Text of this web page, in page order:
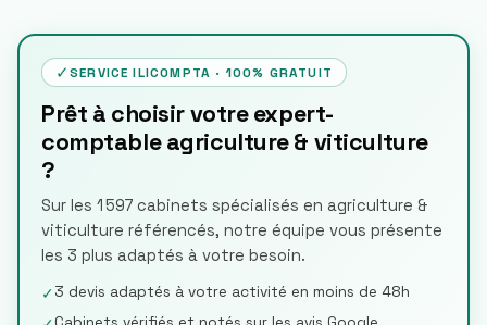
✓ SERVICE ILICOMPTA · 100% GRATUIT
Prêt à choisir votre expert-
comptable agriculture & viticulture
?
Sur les 1 597 cabinets spécialisés en agriculture &
viticulture référencés, notre équipe vous présente
les 3 plus adaptés à votre besoin.
✓3 devis adaptés à votre activité en moins de 48h